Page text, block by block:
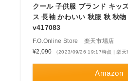
クール 子供服 ブランド キッ
ス 長袖 かわいい 秋服 秋 秋
v417083
F.O.Online Store 楽天市場店
¥2,090
（2023/09/26 19:17時点 | 楽天
Amazon